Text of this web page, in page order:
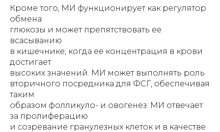
Кроме того, МИ функционирует как регулятор
обмена
глюкозы и может препятствовать ее
всасыванию
в кишечнике, когда ее концентрация в крови
достигает
высоких значений. МИ может выполнять роль
вторичного посредника для ФСГ, обеспечивая
таким
образом фолликуло- и овогенез: МИ отвечает
за пролиферацию
и созревание гранулезных клеток и в качестве